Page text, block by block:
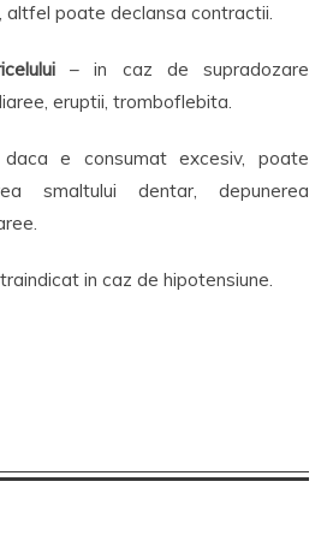
altfel poate declansa contractii.
– in caz de supradozare
eruptii, tromboflebita.
e consumat excesiv, poate
smaltului dentar, depunerea
in caz de hipotensiune.